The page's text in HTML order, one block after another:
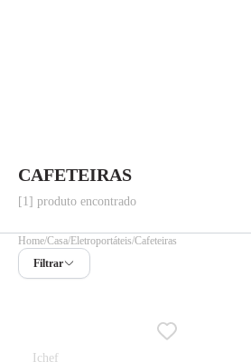
CAFETEIRAS
[1] produto encontrado
Home Casa Eletroportáteis Cafeteiras
Filtrar
Ichef